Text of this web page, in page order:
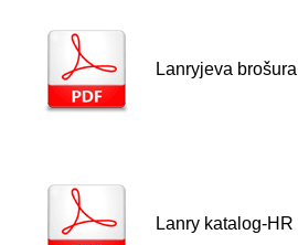
Lanryjeva brošura
Lanry katalog-HR